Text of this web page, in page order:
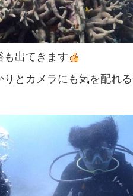
も出てきます
りとカメラにも気を配れ